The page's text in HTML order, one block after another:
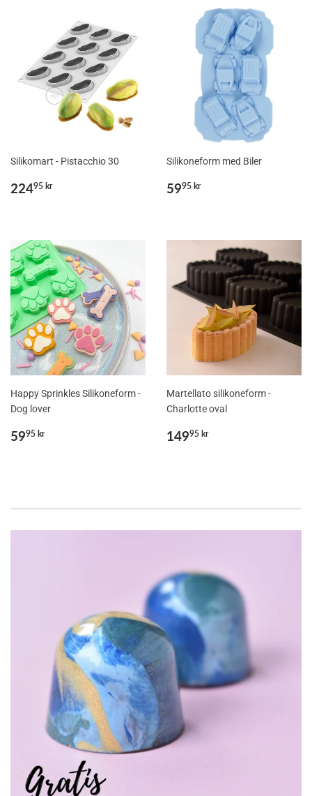
Silikomart - Pistacchio 30
Normalpris
22495 kr224,95
Silikoneform med Biler
Normalpris
5995 kr59,95
Happy Sprinkles Silikoneform -
Dog lover
Normalpris
5995 kr59,95
Martellato silikoneform -
Charlotte oval
Normalpris
14995 kr149,95